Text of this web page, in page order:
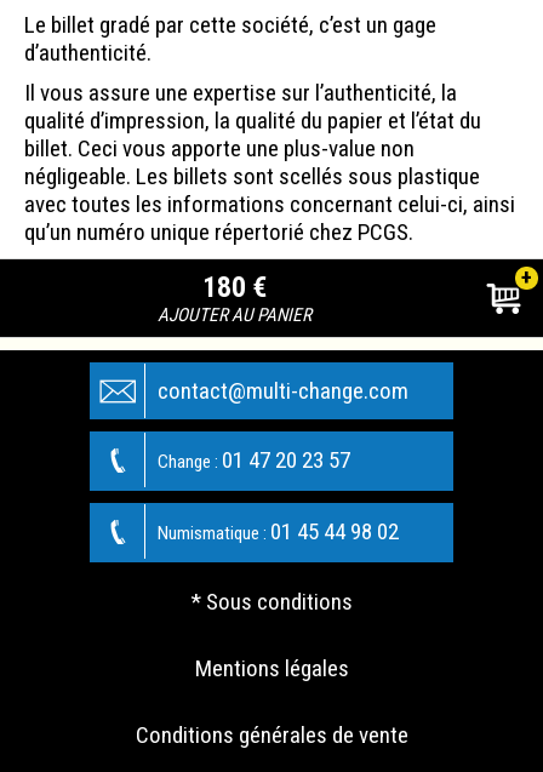
Le billet gradé par cette société, c’est un gage
d’authenticité.
Il vous assure une expertise sur l’authenticité, la
qualité d’impression, la qualité du papier et l’état du
billet. Ceci vous apporte une plus-value non
négligeable. Les billets sont scellés sous plastique
avec toutes les informations concernant celui-ci, ainsi
qu’un numéro unique répertorié chez PCGS.
180 €
AJOUTER AU PANIER
+
contact@multi-change.com
Change : 01 47 20 23 57
Numismatique : 01 45 44 98 02
* Sous conditions
Mentions légales
Conditions générales de vente